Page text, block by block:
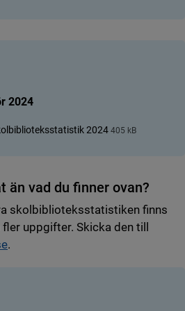
2024
2024 405 kB
än vad du finner ovan?
skolbiblioteksstatistiken finns
uppgifter. Skicka den till
.